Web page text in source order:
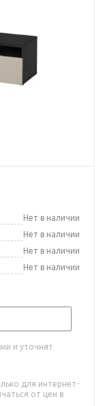
Нет в наличии
Нет в наличии
Нет в наличии
Нет в наличии
и уточнят
для интернет-
от цен в